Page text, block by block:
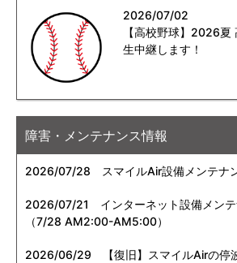
2026/07/02
【高校野球】2026夏
生中継します！
障害・メンテナンス情報
2026/07/28 スマイルAir設備メンテナ
2026/07/21
インターネット設備メン
（7/28 AM2:00-AM5:00）
2026/06/29 【復旧】スマイルAirの停